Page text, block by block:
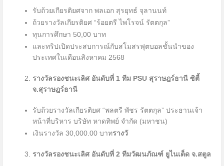
รับถ้วยเกียรติยศจาก พลเอก สุรยุทธ์ จุลานนท์
ถ้วยรางวัลเกียรติยศ “ร้อยตรี ไพโรจน์ รัตตกุล”
ทุนการศึกษา 50,00 บาท
และทริปเปิดประสบการณ์กับสโมสรฟุตบอลชั้นนำของ
ประเทศในเดือนสิงหาคม 2568
รางวัลรองชนะเลิศ อันดับที่ 1 ทีม PSU สุราษฎร์ธานี ซิตี้
จ.สุราษฎร์ธานี
รับถ้วยรางวัลเกียรติยศ “พลตรี พัชร รัตตกุล” ประธานเจ้า
หน้าที่บริหาร บริษัท หาดทิพย์ จำกัด (มหาชน)
เงินรางวัล 30,000.00 บาทรางวั
รางวัลรองชนะเลิศ อันดับที่2 ทีมวัฒนภัณฑ์ ยูไนเต็ด จ.สตูล